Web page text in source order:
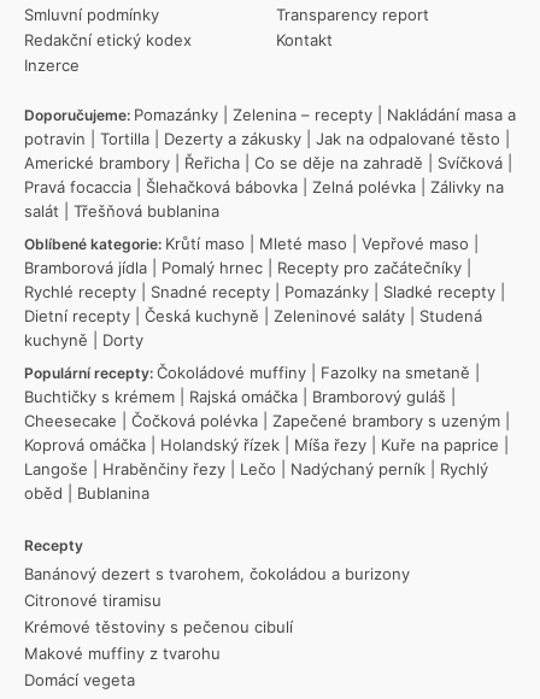
Smluvní podmínky
Redakční etický kodex
Inzerce
Transparency report
Kontakt
Doporučujeme: Pomazánky Zelenina – recepty
Nakládání masa a
potravin
Tortilla Dezerty a zákusky Jak na odpalované těsto
Americké brambory
Řeřicha Co se děje na zahradě Svíčková
Pravá focaccia
Šlehačková bábovka Zelná polévka
Zálivky na
salát
Třešňová bublanina
Oblíbené kategorie: Krůtí maso Mleté maso Vepřové maso
Bramborová jídla
Pomalý hrnec Recepty pro začátečníky
Rychlé recepty
Snadné recepty Pomazánky Sladké recepty
Dietní recepty
Česká kuchyně Zeleninové saláty
Studená
kuchyně
Dorty
Populární recepty: Čokoládové muffiny Fazolky na smetaně
Buchtičky s krémem
Rajská omáčka Bramborový guláš
Cheesecake
Čočková polévka Zapečené brambory s uzeným
Koprová omáčka
Holandský řízek Míša řezy Kuře na paprice
Langoše
Hraběnčiny řezy Lečo Nadýchaný perník
Rychlý
oběd
Bublanina
Recepty
Banánový dezert s tvarohem, čokoládou a burizony
Citronové tiramisu
Krémové těstoviny s pečenou cibulí
Makové muffiny z tvarohu
Domácí vegeta